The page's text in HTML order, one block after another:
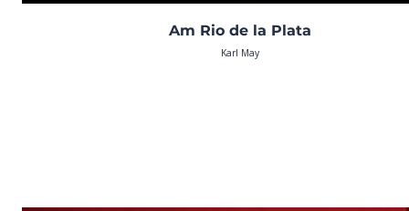
Am Rio de la Plata
Karl May